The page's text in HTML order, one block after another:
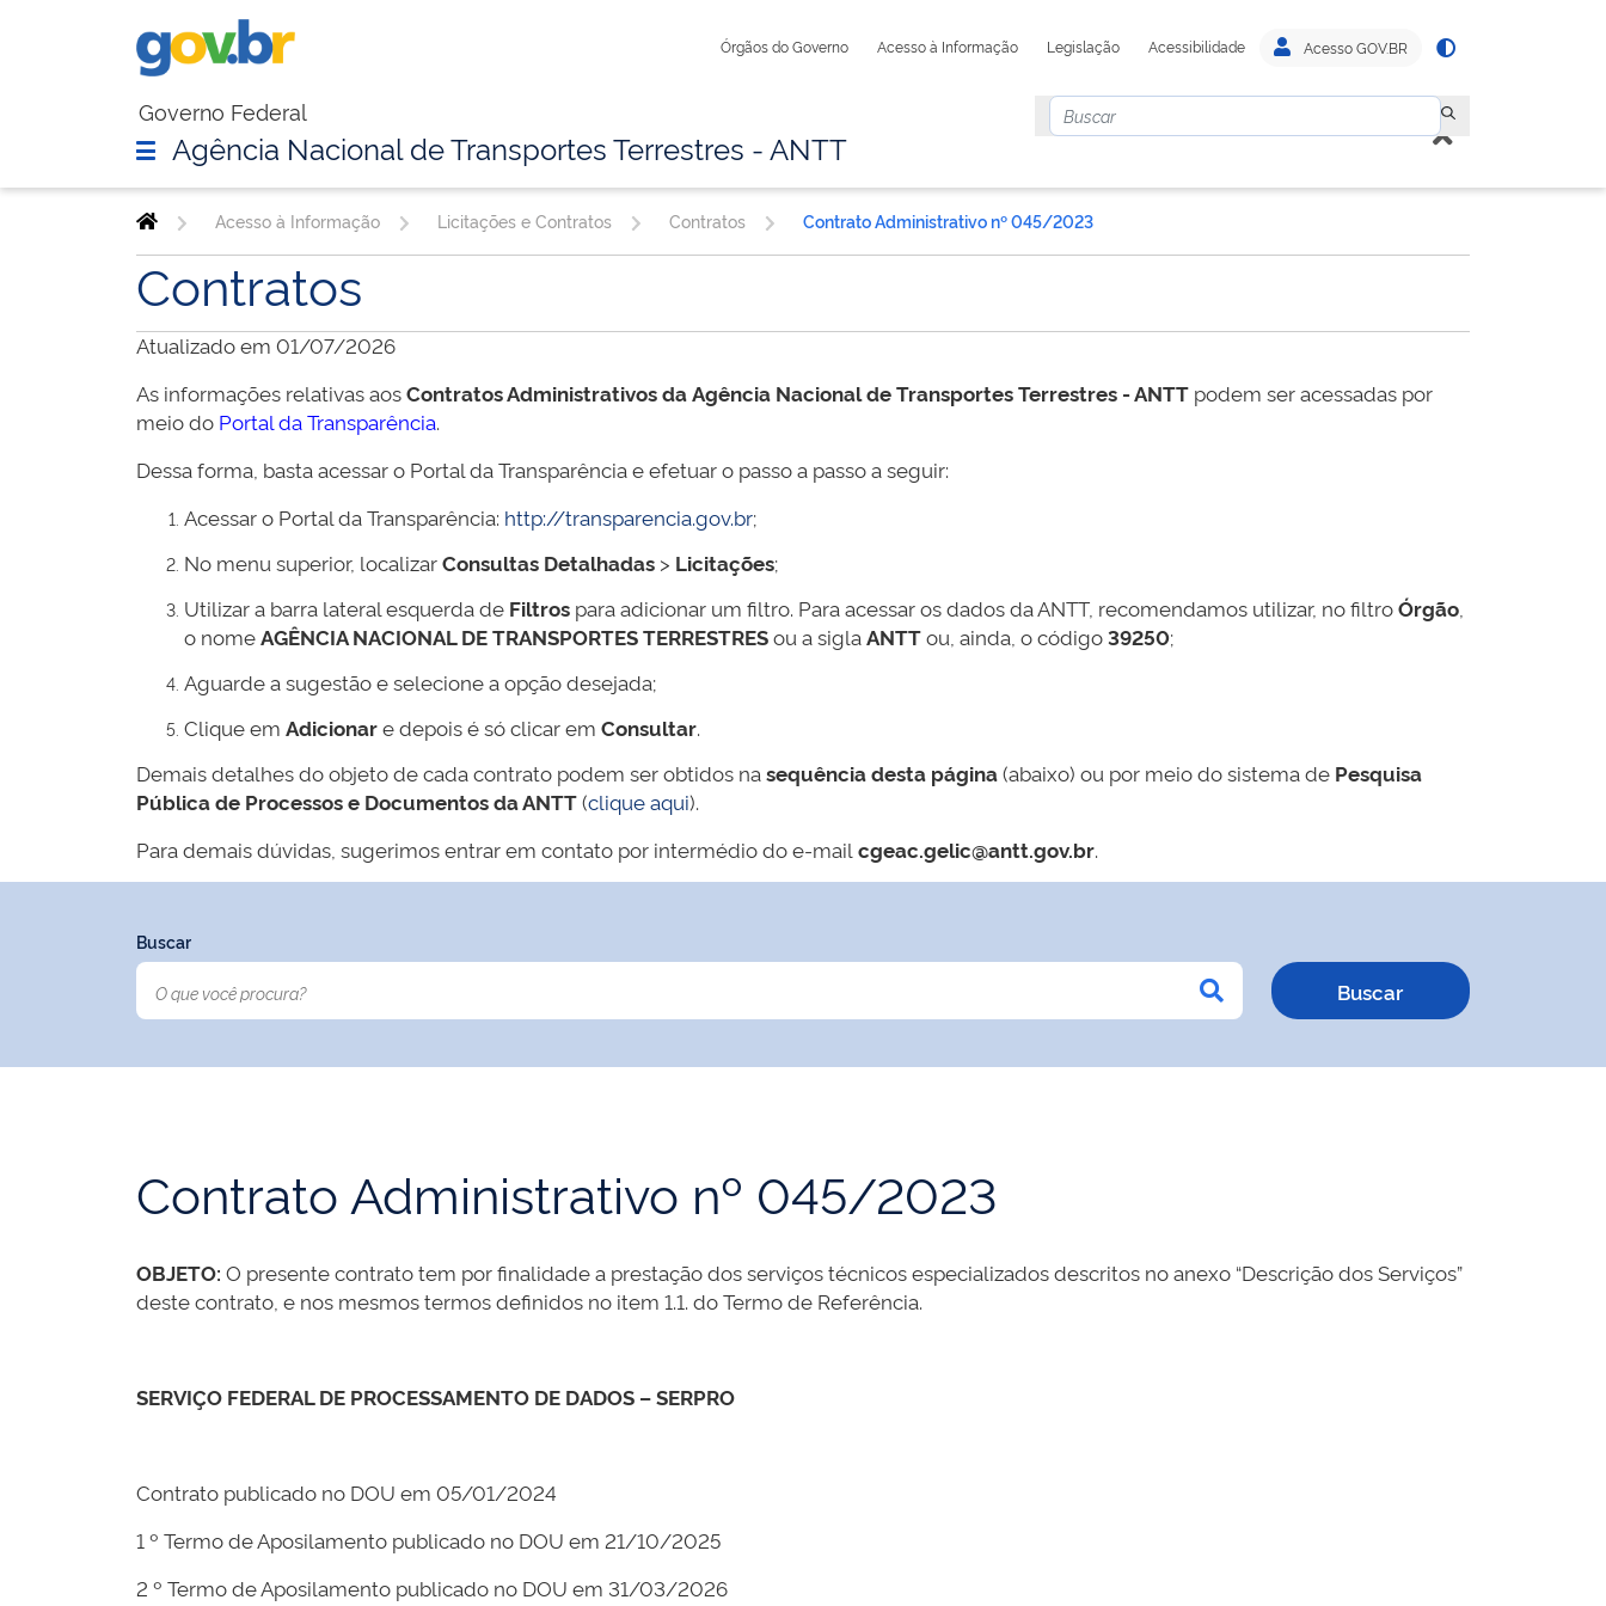
Órgãos do Governo Acesso à Informação Legislação Acessibilidade Acesso GOV.BR
Governo Federal
Agência Nacional de Transportes Terrestres - ANTT
Acesso à Informação Licitações e Contratos Contratos Contrato Administrativo nº 045/2023
Contratos
Atualizado em 01/07/2026
As informações relativas aosContratos Administrativos daAgência Nacional de Transportes Terrestres - ANTT podem ser acessadas por
meio do Portal da Transparência.
Dessa forma, basta acessar o Portal da Transparência e efetuar o passo a passo a seguir:
Acessar o Portal da Transparência: http://transparencia.gov.br;
No menu superior, localizarConsultas Detalhadas > Licitações;
Utilizar a barra lateral esquerda de Filtros para adicionar um filtro. Para acessar os dados da ANTT, recomendamos utilizar, no filtroÓrgão
o nomeAGÊNCIA NACIONAL DE TRANSPORTES TERRESTRESou a siglaANTTou, ainda, o código39250;
Aguarde a sugestão e selecione a opção desejada;
Clique em Adicionare depois é só clicar em Consultar.
Demais detalhes do objeto de cada contrato podem ser obtidos nasequência desta página(abaixo) ou por meio do sistema de Pesquisa
Pública de Processos e Documentos da ANTT(clique aqui).
Para demais dúvidas, sugerimos entrar em contato por intermédio do e-mail cgeac.gelic@antt.gov.br.
Buscar
Contrato Administrativo nº 045/2023
OBJETO: O presente contrato tem por finalidade a prestação dos serviços técnicos especializados descritos no anexo “Descrição dos Serviços”
deste contrato, e nos mesmos termos definidos no item 1.1. do Termo de Referência.
SERVIÇO FEDERAL DE PROCESSAMENTO DE DADOS – SERPRO
Contrato publicado no DOU em 05/01/2024
1 º Termo de Aposilamento publicado no DOU em 21/10/2025
2 º Termo de Aposilamento publicado no DOU em 31/03/2026